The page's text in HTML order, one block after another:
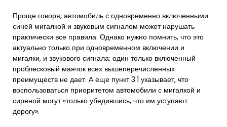
Проще говоря, автомобиль с одновременно включенными
синей мигалкой и звуковым сигналом может нарушать
практически все правила. Однако нужно помнить, что это
актуально только при одновременном включении и
мигалки, и звукового сигнала: один только включенный
проблесковый маячок всех вышеперечисленных
преимуществ не дает. А еще пункт 3.1 указывает, что
воспользоваться приоритетом автомобили с мигалкой и
сиреной могут «только убедившись, что им уступают
дорогу».